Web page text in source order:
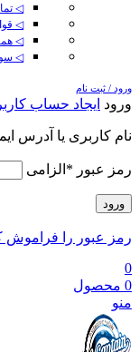
◁
◁
◁
◁
ورود / ثبت نام
ورود ایجاد حساب
نام کاربری یا آدرس
رمز عبور * الزامی
ورود
رمز عبور را فراموش
0
0 محصول
منو